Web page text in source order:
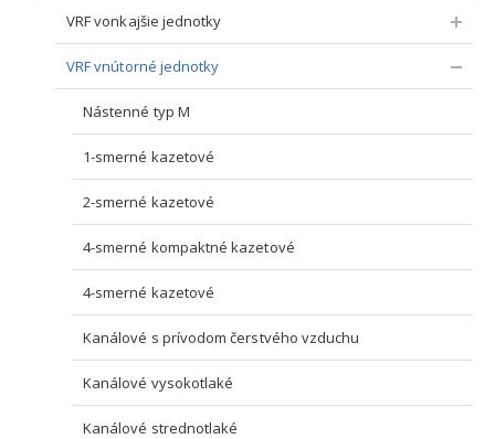
VRF vonkajšie jednotky
VRF vnútorné jednotky
Nástenné typ M
1-smerné kazetové
2-smerné kazetové
4-smerné kompaktné kazetové
4-smerné kazetové
Kanálové s prívodom čerstvého vzduchu
Kanálové vysokotlaké
Kanálové strednotlaké